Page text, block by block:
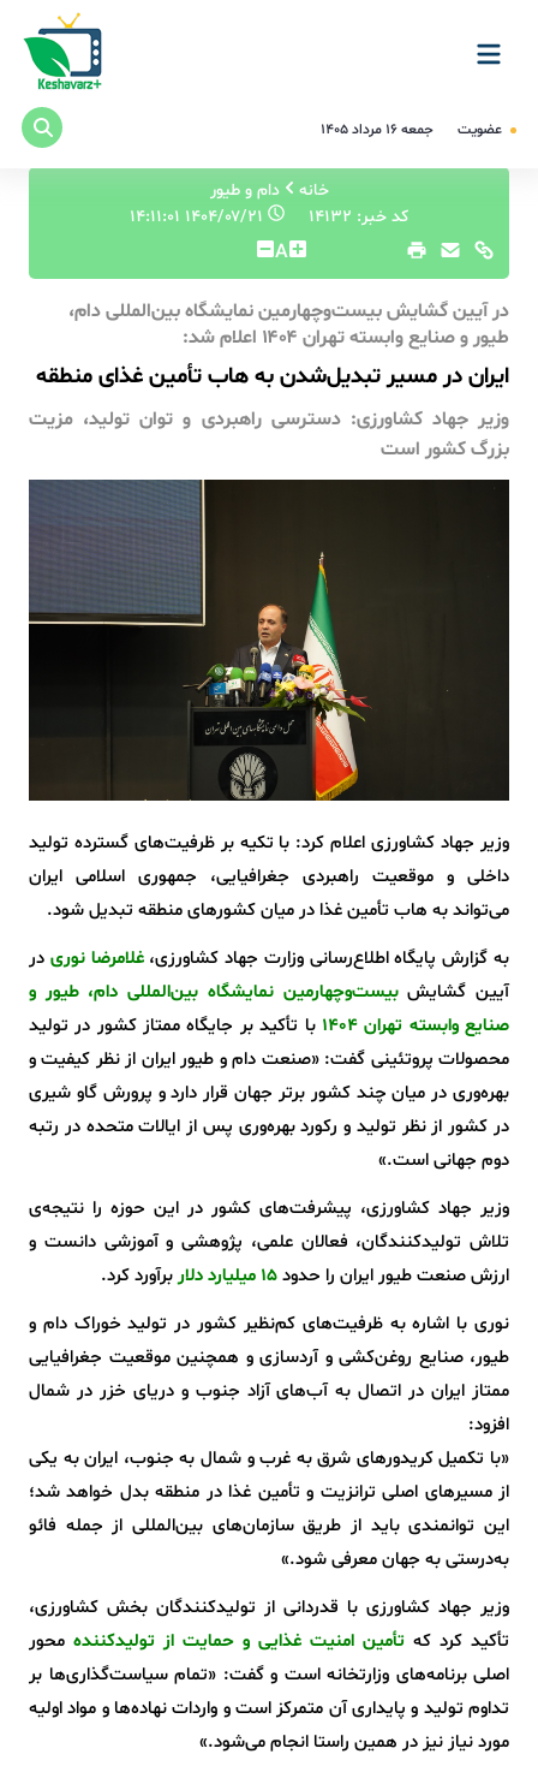
عضویت جمعه ۱۶ مرداد ۱۴۰۵
خانه
دام و طیور
کد خبر: 14132
۱۴۰۴/۰۷/۲۱ ۱۴:۱۱:۰۱
A
در آیین گشایش بیست‌وچهارمین نمایشگاه بین‌المللی دام،
طیور و صنایع وابسته تهران ۱۴۰۴ اعلام شد:
ایران در مسیر تبدیل‌شدن به هاب تأمین غذای منطقه
وزیر جهاد کشاورزی: دسترسی راهبردی و توان تولید، مزیت
بزرگ کشور است
وزیر جهاد کشاورزی اعلام کرد: با تکیه بر ظرفیت‌های گسترده تولید
داخلی و موقعیت راهبردی جغرافیایی، جمهوری اسلامی ایران
می‌تواند به هاب تأمین غذا در میان کشورهای منطقه تبدیل شود.
به گزارش پایگاه اطلاع‌رسانی وزارت جهاد کشاورزی،غلامرضا نوری در
آیین گشایشبیست‌وچهارمین نمایشگاه بین‌المللی دام، طیور و
صنایع وابسته تهران ۱۴۰۴
با تأکید بر جایگاه ممتاز کشور در تولید
محصولات پروتئینی گفت: «صنعت دام و طیور ایران از نظر کیفیت و
بهره‌وری در میان چند کشور برتر جهان قرار دارد و پرورش گاو شیری
در کشور از نظر تولید و رکورد بهره‌وری پس از ایالات متحده در رتبه
دوم جهانی است.»
وزیر جهاد کشاورزی، پیشرفت‌های کشور در این حوزه را نتیجه‌ی
تلاش تولیدکنندگان، فعالان علمی، پژوهشی و آموزشی دانست و
ارزش صنعت طیور ایران را حدود۱۵ میلیارد دلار
برآورد کرد.
نوری با اشاره به ظرفیت‌های کم‌نظیر کشور در تولید خوراک دام و
طیور، صنایع روغن‌کشی و آردسازی و همچنین موقعیت جغرافیایی
ممتاز ایران در اتصال به آب‌های آزاد جنوب و دریای خزر در شمال
افزود:
«با تکمیل کریدورهای شرق به غرب و شمال به جنوب، ایران به یکی
از مسیرهای اصلی ترانزیت و تأمین غذا در منطقه بدل خواهد شد؛
این توانمندی باید از طریق سازمان‌های بین‌المللی از جمله فائو
به‌درستی به جهان معرفی شود.»
وزیر جهاد کشاورزی با قدردانی از تولیدکنندگان بخش کشاورزی،
تأکید کرد که تأمین امنیت غذایی و حمایت از تولیدکننده محور
اصلی برنامه‌های وزارتخانه است و گفت: «تمام سیاست‌گذاری‌ها بر
تداوم تولید و پایداری آن متمرکز است و واردات نهاده‌ها و مواد اولیه
مورد نیاز نیز در همین راستا انجام می‌شود.»